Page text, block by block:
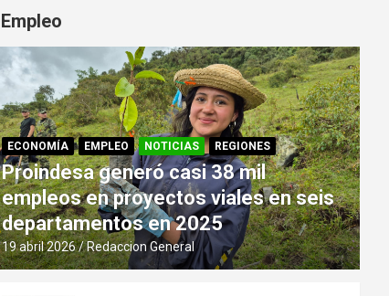
Empleo
ECONOMÍA EMPLEO NOTICIAS REGIONES
Proindesa generó casi 38 mil
empleos en proyectos viales en seis
departamentos en 2025
19 abril 2026 Redaccion General